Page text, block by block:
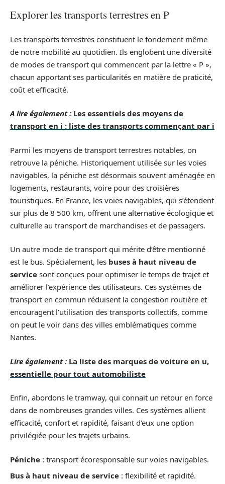
Explorer les transports terrestres en P
Les transports terrestres constituent le fondement même
de notre mobilité au quotidien. Ils englobent une diversité
de modes de transport qui commencent par la lettre « P »,
chacun apportant ses particularités en matière de praticité,
coût et efficacité.
A lire également : Les essentiels des moyens de
transport en i : liste des transports commençant par i
Parmi les moyens de transport terrestres notables, on
retrouve la péniche. Historiquement utilisée sur les voies
navigables, la péniche est désormais souvent aménagée en
logements, restaurants, voire pour des croisières
touristiques. En France, les voies navigables, qui s’étendent
sur plus de 8 500 km, offrent une alternative écologique et
culturelle au transport de marchandises et de passagers.
Un autre mode de transport qui mérite d’être mentionné
est le bus. Spécialement, les buses à haut niveau de
service sont conçues pour optimiser le temps de trajet et
améliorer l’expérience des utilisateurs. Ces systèmes de
transport en commun réduisent la congestion routière et
encouragent l’utilisation des transports collectifs, comme
on peut le voir dans des villes emblématiques comme
Nantes.
Lire également : La liste des marques de voiture en u,
essentielle pour tout automobiliste
Enfin, abordons le tramway, qui connait un retour en force
dans de nombreuses grandes villes. Ces systèmes allient
efficacité, confort et rapidité, faisant d’eux une option
privilégiée pour les trajets urbains.
Péniche : transport écoresponsable sur voies navigables.
Bus à haut niveau de service : flexibilité et rapidité.